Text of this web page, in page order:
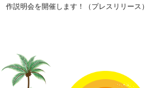
作説明会を開催します！（プレスリリース）